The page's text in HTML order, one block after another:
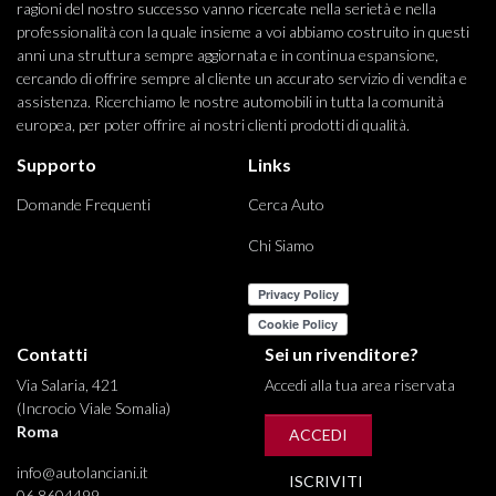
ragioni del nostro successo vanno ricercate nella serietà e nella
professionalità con la quale insieme a voi abbiamo costruito in questi
anni una struttura sempre aggiornata e in continua espansione,
cercando di offrire sempre al cliente un accurato servizio di vendita e
assistenza. Ricerchiamo le nostre automobili in tutta la comunità
europea, per poter offrire ai nostri clienti prodotti di qualità.
Supporto
Domande Frequenti
Links
Cerca Auto
Chi Siamo
Contatti
Via Salaria, 421
(Incrocio Viale Somalia)
Roma
info@autolanciani.it
Sei un rivenditore?
Accedi alla tua area riservata
ACCEDI
ISCRIVITI